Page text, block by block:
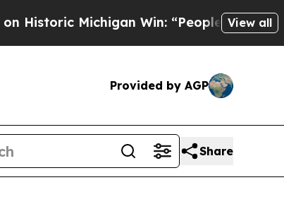
Michigan Win: “People Are Sick and
View all
Provided by AGP
Share